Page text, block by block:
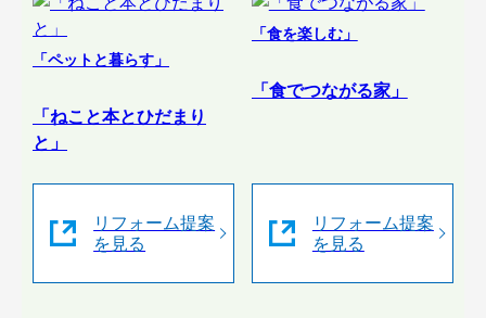
「ペットと暮らす」
「ねこと本とひだまり
と」
リフォーム提案
を見る
「食を楽しむ」
「食でつながる家」
リフォーム提案
を見る